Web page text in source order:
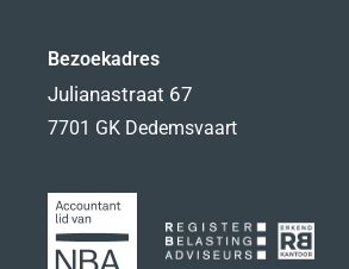
Bezoekadres
Julianastraat 67
7701 GK Dedemsvaart